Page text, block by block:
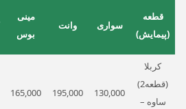
قطعه
(پیمایش)
سواری وانت
مینی
بوس
کربلا
(قطعه2)
ساوه –
130,000
195,000
165,000